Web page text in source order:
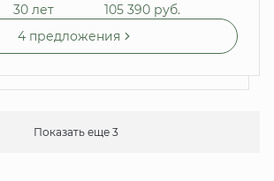
30 лет 105 390 руб.
4 предложения
Показать еще 3